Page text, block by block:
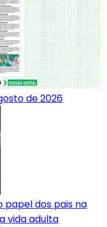
de 2026
papel dos pais na
vida adulta